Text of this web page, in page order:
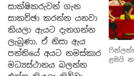
ළමයි
සාක්ෂිකරුවන් ගැන
සාකච්ඡා කරන්න යනවා
කියලා ඇයට දැනගන්න
ලැබුණා. ඒ නිසා ඇය
පන්තියේ අයට නමස්කාර
මධ්‍යස්ථානය බලන්න